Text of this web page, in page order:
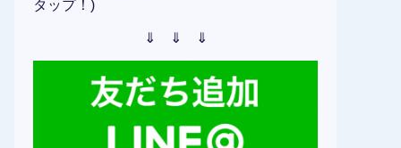
タップ！)
⇓ ⇓ ⇓